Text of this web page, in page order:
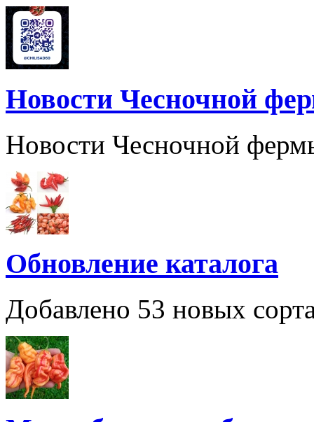
Новости Чесночной
Новости Чесночной
Обновление каталога
Добавлено 53 новых